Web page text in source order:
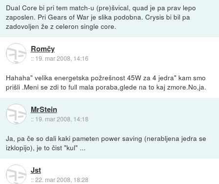
Dual Core bi pri tem match-u (pre)švical, quad je pa prav lepo
zaposlen. Pri Gears of War je slika podobna. Crysis bi bil pa
zadovoljen že z celeron single core.
Romčy
:: 19. mar 2008, 14:16
Hahaha" velika energetska požrešnost 45W za 4 jedra" kam smo
prišli .Meni se zdi to full mala poraba,glede na to kaj zmore.No,ja.
MrStein
:: 19. mar 2008, 14:18
Ja, pa če so dali kaki pameten power saving (nerabljena jedra se
izklopijo), je to čist "kul" ...
Jst
::22. mar 2008, 18:28